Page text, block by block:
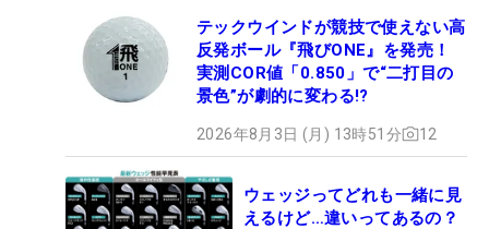
テックウインドが競技で使えない高
反発ボール『飛びONE』を発売！
実測COR値「0.850」で“二打目の
景色”が劇的に変わる!?
2026年8月3日 (月) 13時51分 12
ウェッジってどれも一緒に見
えるけど…違いってあるの？